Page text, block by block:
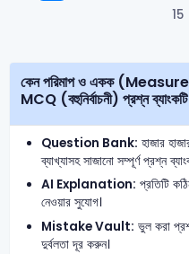
15
কেন পরিমাপ ও একক (Measurement & Unit) নিয়োগ (Job)
MCQ (বহুনির্বাচনী) প্রশ্ন
Question Bank: হাজার
ব্যাখ্যাসহ সাজানো সম্পূর্ণ প্রশ্ন
AI Explanation: প্রতিটি
নেওয়ার সুযোগ।
Mistake Vault: ভুল করা
দুর্বলতা দূর করুন।